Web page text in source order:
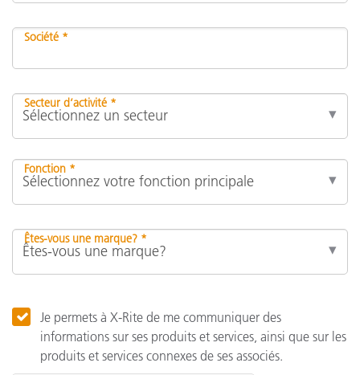
Société *
Secteur d’activité *
Fonction *
Êtes-vous une marque? *
Je permets à X-Rite de me communiquer des
informations sur ses produits et services, ainsi que sur les
produits et services connexes de ses associés.